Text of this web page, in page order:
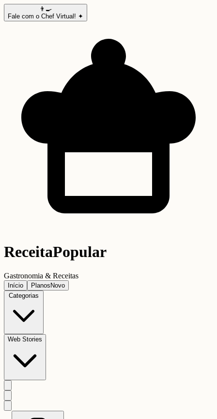
👨‍🍳
Fale com o Chef Virtual! ✦
ReceitaPopular
Gastronomia & Receitas
Início Planos Novo
Categorias
Web Stories